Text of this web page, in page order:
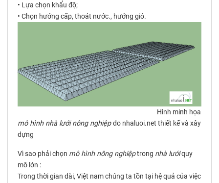
• Lựa chọn khẩu độ;
• Chọn hướng cấp, thoát nước., hướng gió.
Hình minh họa
mô hình nhà lưới nông nghiệpdo nhaluoi.net thiết kế và xây
dựng
Vì sao phải chọn mô hình nông nghiệptrong nhà lướiquy
mô lớn :
Trong thời gian dài, Việt nam chúng ta tồn tại hệ quả của việc